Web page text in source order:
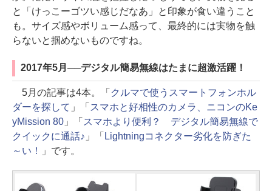
と「けっこーゴツい感じだなあ」と印象が食い違うこと
も。サイズ感やボリューム感って、最終的には実物を触
らないと掴めないものですね。
2017年5月──デジタル簡易無線はたまに超激活躍！
5月の記事は4本。「 クルマで使うスマートフォンホル
ダーを探して 」「 スマホと好相性のカメラ、ニコンのKe
yMission 80」「 スマホより便利？ デジタル簡易無線で
クイックに通話♪ 」「 Lightningコネクター劣化を防ぎた
～い！
」です。